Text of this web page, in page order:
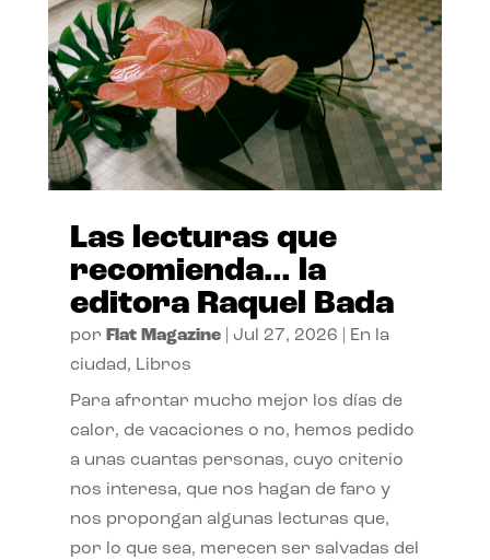
Las lecturas que
recomienda… la
editora Raquel Bada
por Flat Magazine| Jul 27, 2026
En la
ciudad, Libros
Para afrontar mucho mejor los días de
calor, de vacaciones o no, hemos pedido
a unas cuantas personas, cuyo criterio
nos interesa, que nos hagan de faro y
nos propongan algunas lecturas que,
por lo que sea, merecen ser salvadas del